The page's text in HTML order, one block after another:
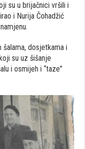
su u brijačnici vršili i
i Nurija Čohadžić
dosjetkama i
su uz šišanje
i osmijeh i “taze”